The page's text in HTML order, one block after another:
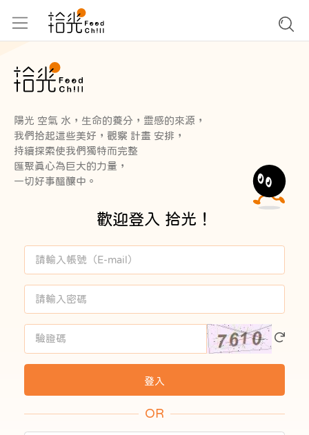
陽光 空氣 水，生命的養分，靈感的來源，
我們拾起這些美好，觀察 計畫 安排，
持續探索使我們獨特而完整
匯聚真心為巨大的力量，
一切好事醞釀中。
歡迎登入 拾光！
OR